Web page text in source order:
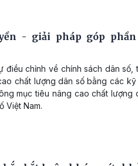
- giải pháp góp
điều chỉnh về chính sách dân
chất lượng dân số bằng các kỹ
mục tiêu nâng cao chất lượng
Việt Nam.